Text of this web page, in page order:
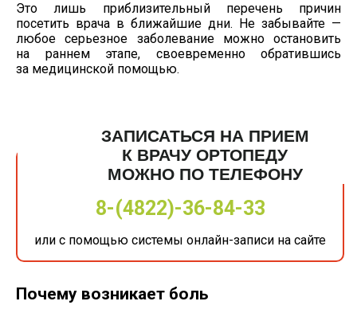
Это лишь приблизительный перечень причин
посетить врача в ближайшие дни. Не забывайте —
любое серьезное заболевание можно остановить
на раннем этапе, своевременно обратившись
за медицинской помощью.
ЗАПИСАТЬСЯ НА ПРИЕМ
К ВРАЧУ ОРТОПЕДУ
МОЖНО ПО ТЕЛЕФОНУ
8-(4822)-36-84-33
или с помощью системы онлайн-записи на сайте
Почему возникает боль